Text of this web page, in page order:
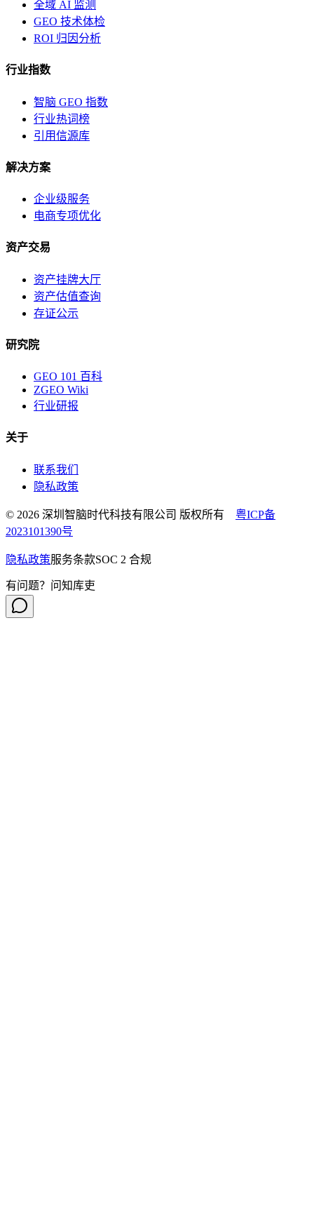
全域 AI 监测
GEO 技术体检
ROI 归因分析
行业指数
智脑 GEO 指数
行业热词榜
引用信源库
解决方案
企业级服务
电商专项优化
资产交易
资产挂牌大厅
资产估值查询
存证公示
研究院
GEO 101 百科
ZGEO Wiki
行业研报
关于
联系我们
隐私政策
© 2026 深圳智脑时代科技有限公司 版权所有 粤ICP备
2023101390号
隐私政策服务条款SOC 2 合规
有问题？问知库吏